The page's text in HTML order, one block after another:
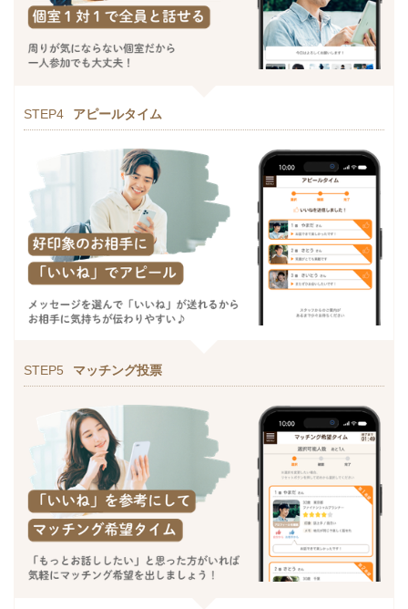
STEP4 アピールタイム
STEP5 マッチング投票